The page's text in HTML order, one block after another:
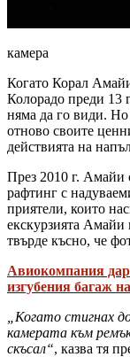
камера
Когато Корал
Колорадо преди 13
няма да го види. Но
отново своите
действията на
През 2010 г. Амайи
рафтинг с
приятели, които
екскурзията Амайи
твърде късно, че
Авиокомпания
изгубения багаж
„Когато стигнах
камерата към
скъсал“, казва тя